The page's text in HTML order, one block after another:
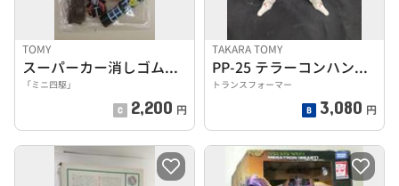
TOMY
スーパーカー消しゴムセット
「ミニ四駆」
2,200 円
TAKARA TOMY
PP-25 テラーコンハングルー
トランスフォーマー
3,080 円